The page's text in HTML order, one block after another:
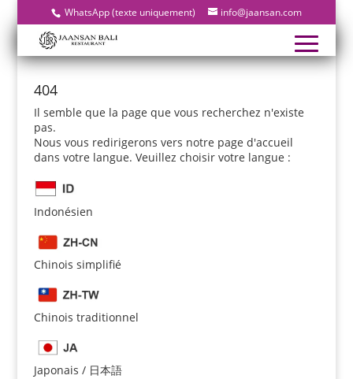
WhatsApp (texte uniquement) info@jaansan.com
404
Il semble que la page que vous recherchez n'existe
pas.
Nous vous redirigerons vers notre page d'accueil
dans votre langue. Veuillez choisir votre langue :
Indonésien
Chinois simplifié
Chinois traditionnel
Japonais / 日本語